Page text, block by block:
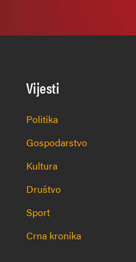
Vijesti
Politika
Gospodarstvo
Kultura
Društvo
Sport
Crna kronika